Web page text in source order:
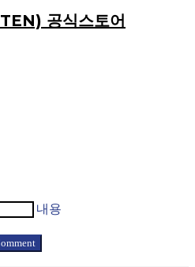
공식스토어
내용